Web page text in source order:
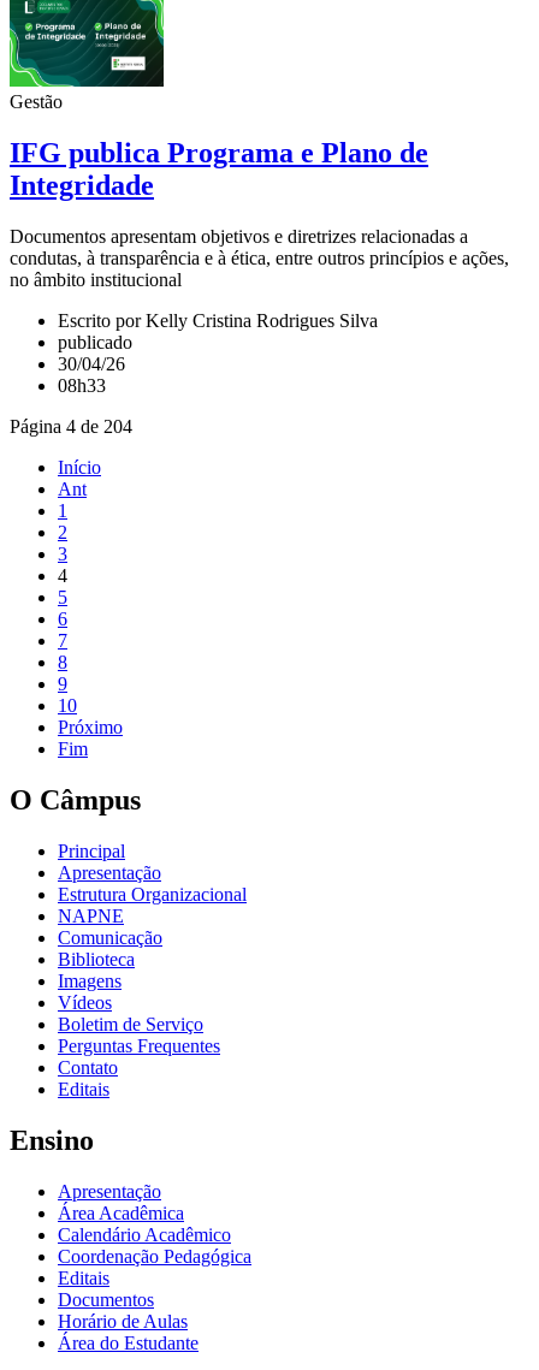
Gestão
IFG publica Programa e Plano de
Integridade
Documentos apresentam objetivos e diretrizes relacionadas a
condutas, à transparência e à ética, entre outros princípios e ações,
no âmbito institucional
Escrito por Kelly Cristina Rodrigues Silva
publicado
30/04/26
08h33
Página 4 de 204
Início
Ant
1
2
3
4
5
6
7
8
9
10
Próximo
Fim
O Câmpus
Principal
Apresentação
Estrutura Organizacional
NAPNE
Comunicação
Biblioteca
Imagens
Vídeos
Boletim de Serviço
Perguntas Frequentes
Contato
Editais
Ensino
Apresentação
Área Acadêmica
Calendário Acadêmico
Coordenação Pedagógica
Editais
Documentos
Horário de Aulas
Área do Estudante